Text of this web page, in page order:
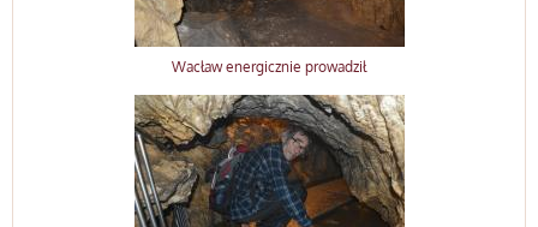
Wacław energicznie prowadził